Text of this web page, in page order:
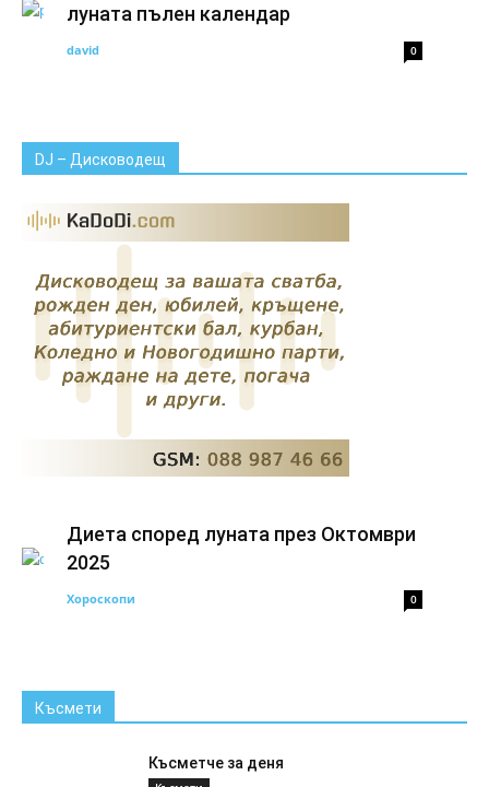
луната пълен календар
david 0
DJ – Дисководещ
Диета според луната през Октомври
2025
Хороскопи 0
Късмети
Късметче за деня